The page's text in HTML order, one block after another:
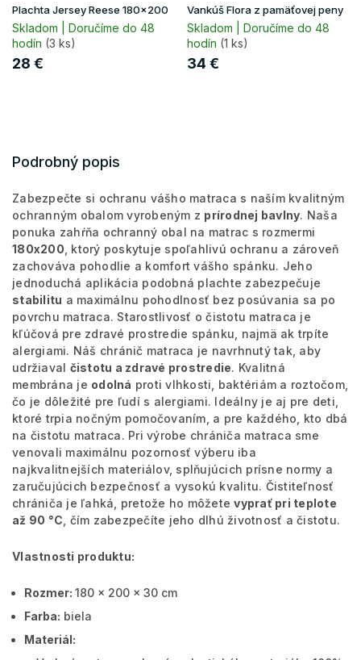
Plachta Jersey Reese 180x200
Skladom | Doručíme do 48
hodín (3 ks)
28 €
Vankúš Flora z pamäťovej peny
Skladom | Doručíme do 48
hodín (1 ks)
34 €
Podrobný popis
Zabezpečte si ochranu vášho matraca s naším kvalitným
ochranným obalom vyrobeným z prírodnej bavlny. Naša
ponuka zahŕňa ochranný obal na matrac s rozmermi
180x200 , ktorý poskytuje spoľahlivú ochranu a zároveň
zachováva pohodlie a komfort vášho spánku. Jeho
jednoduchá aplikácia podobná plachte zabezpečuje
stabilitu a maximálnu pohodlnosť bez posúvania sa po
povrchu matraca. Starostlivosť o čistotu matraca je
kľúčová pre zdravé prostredie spánku, najmä ak trpíte
alergiami. Náš chránič matraca je navrhnutý tak, aby
udržiaval čistotu a zdravé prostredie. Kvalitná
membrána je odolná proti vlhkosti, baktériám a roztočom,
čo je dôležité pre ľudí s alergiami. Ideálny je aj pre deti,
ktoré trpia nočným pomočovaním, a pre každého, kto dbá
na čistotu matraca. Pri výrobe chrániča matraca sme
venovali maximálnu pozornosť výberu iba
najkvalitnejších materiálov, splňujúcich prísne normy a
zaručujúcich bezpečnosť a vysokú kvalitu. Čistiteľnosť
chrániča je ľahká, pretože ho môžetevyprať pri teplote
až 90 °C , čím zabezpečíte jeho dlhú životnosť a čistotu.
Vlastnosti produktu:
Rozmer: 180 x 200 x 30 cm
Farba: biela
Materiál: